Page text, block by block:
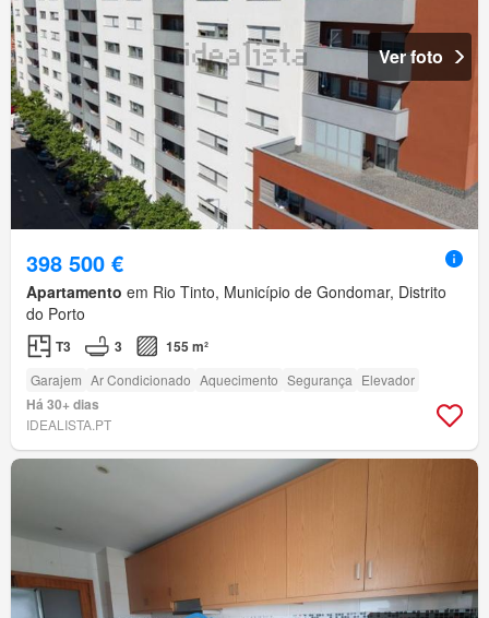
Ver foto
398 500 €
Apartamento em Rio Tinto, Município de Gondomar, Distrito
do Porto
T3 3 155 m²
Garajem Ar Condicionado Aquecimento Segurança Elevador
Há 30+ dias
IDEALISTA.PT